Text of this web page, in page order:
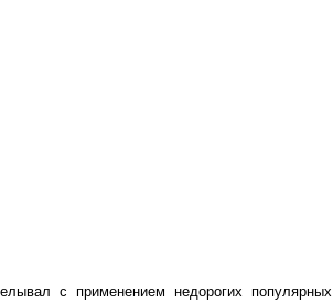
с применением недорогих популярных